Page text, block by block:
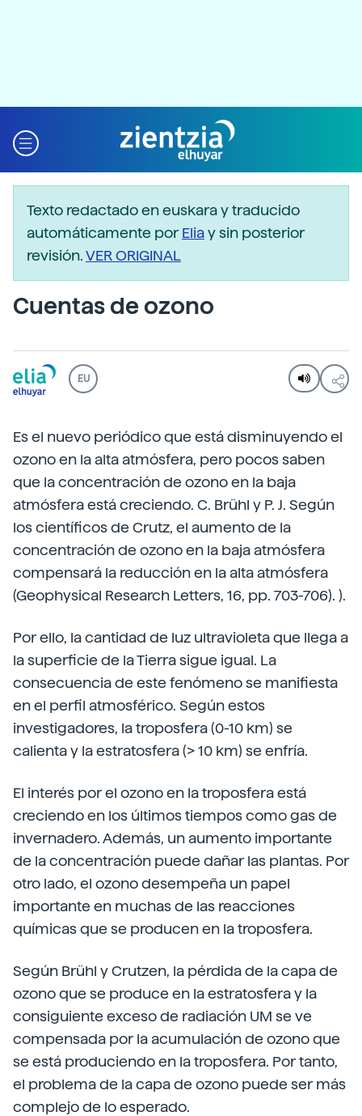
Texto redactado en euskara y traducido
automáticamente porEliay sin posterior
revisión.VER ORIGINAL
Cuentas de ozono
EU
Es el nuevo periódico que está disminuyendo el
ozono en la alta atmósfera, pero pocos saben
que la concentración de ozono en la baja
atmósfera está creciendo. C. Brühl y P. J. Según
los científicos de Crutz, el aumento de la
concentración de ozono en la baja atmósfera
compensará la reducción en la alta atmósfera
(Geophysical Research Letters, 16, pp. 703-706). ).
Por ello, la cantidad de luz ultravioleta que llega a
la superficie de la Tierra sigue igual. La
consecuencia de este fenómeno se manifiesta
en el perfil atmosférico. Según estos
investigadores, la troposfera (0-10 km) se
calienta y la estratosfera (> 10 km) se enfría.
El interés por el ozono en la troposfera está
creciendo en los últimos tiempos como gas de
invernadero. Además, un aumento importante
de la concentración puede dañar las plantas. Por
otro lado, el ozono desempeña un papel
importante en muchas de las reacciones
químicas que se producen en la troposfera.
Según Brühl y Crutzen, la pérdida de la capa de
ozono que se produce en la estratosfera y la
consiguiente exceso de radiación UM se ve
compensada por la acumulación de ozono que
se está produciendo en la troposfera. Por tanto,
el problema de la capa de ozono puede ser más
complejo de lo esperado.